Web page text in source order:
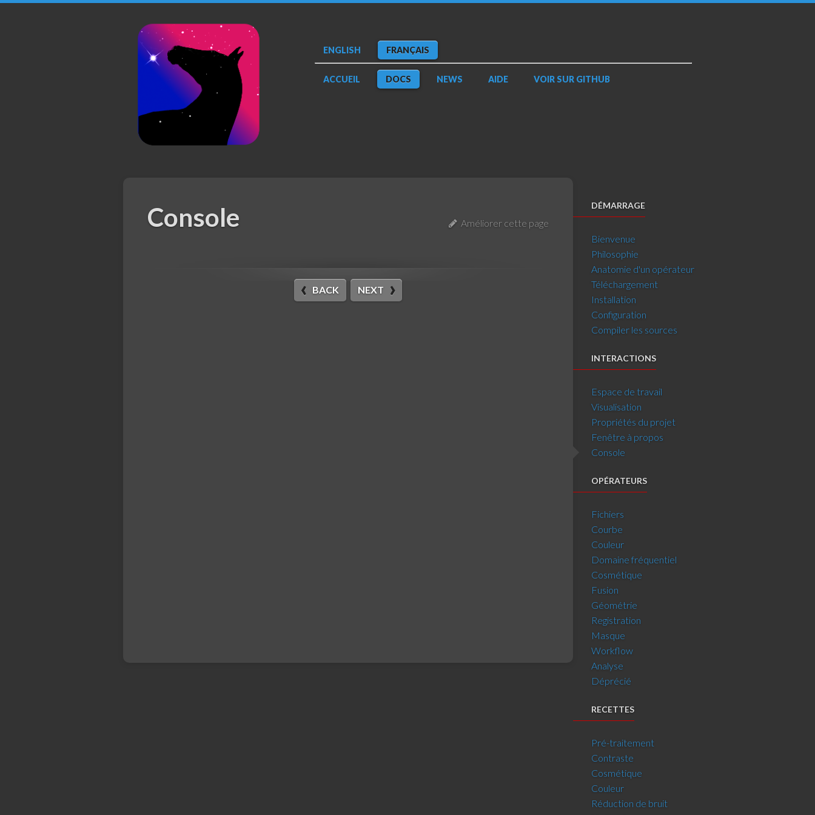
DarkFlow
ENGLISH FRANÇAIS
ACCUEIL DOCS NEWS AIDE VOIR SUR GITHUB
Améliorer cette page
Console
BACK NEXT
DÉMARRAGE
Bienvenue
Philosophie
Anatomie d'un opérateur
Téléchargement
Installation
Configuration
Compiler les sources
INTERACTIONS
Espace de travail
Visualisation
Propriétés du projet
Fenêtre à propos
Console
OPÉRATEURS
Fichiers
Courbe
Couleur
Domaine fréquentiel
Cosmétique
Fusion
Géométrie
Registration
Masque
Workflow
Analyse
Déprécié
RECETTES
Pré-traitement
Contraste
Cosmétique
Couleur
Réduction de bruit